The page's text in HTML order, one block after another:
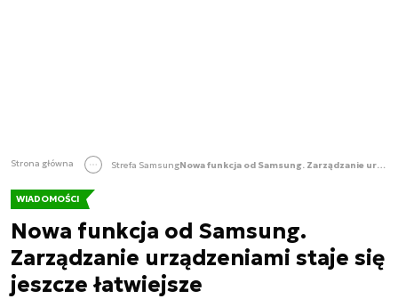
Strona główna Strefa Samsung Nowa funkcja od Samsung. Zarządzanie urządzeniami staje się jeszcze łatwiejsze
WIADOMOŚCI
Nowa funkcja od Samsung.
Zarządzanie urządzeniami staje się
jeszcze łatwiejsze